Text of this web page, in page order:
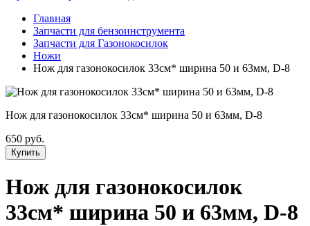
Главная
Запчасти для бензоинструмента
Запчасти для Газонокосилок
Ножи
Нож для газонокосилок 33см* ширина 50 и 63мм, D-8
Нож для газонокосилок 33см* ширина 50 и 63мм, D-8
650 руб.
Купить
Нож для газонокосилок
33см* ширина 50 и 63мм, D-8